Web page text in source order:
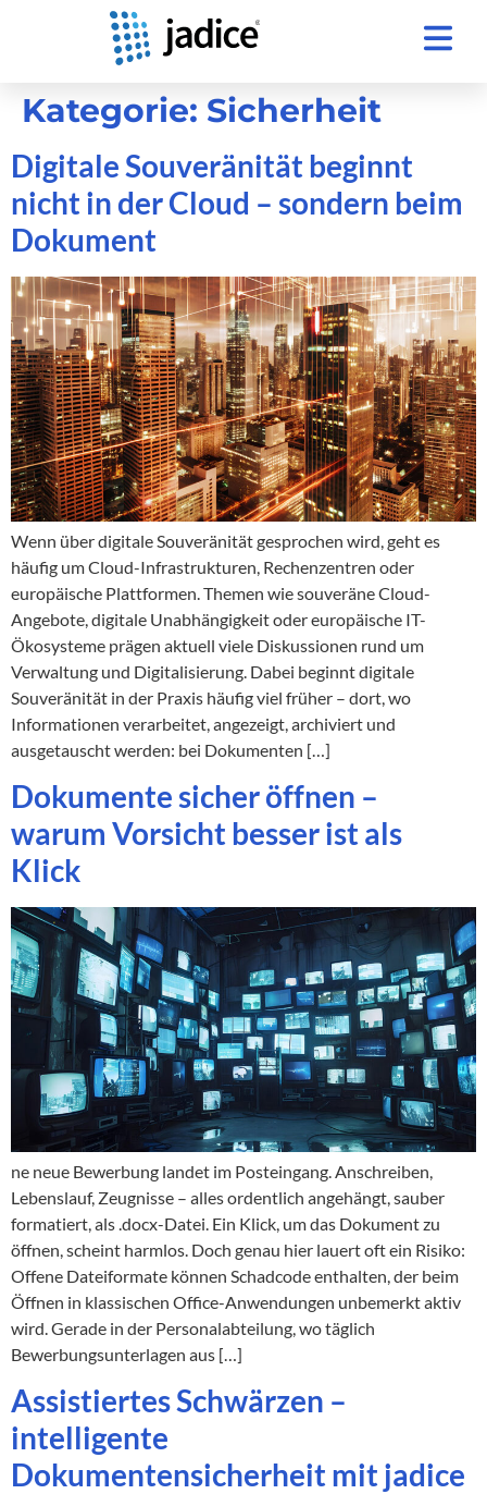
Kategorie: Sicherheit
Digitale Souveränität beginnt
nicht in der Cloud – sondern beim
Dokument
Wenn über digitale Souveränität gesprochen wird, geht es
häufig um Cloud-Infrastrukturen, Rechenzentren oder
europäische Plattformen. Themen wie souveräne Cloud-
Angebote, digitale Unabhängigkeit oder europäische IT-
Ökosysteme prägen aktuell viele Diskussionen rund um
Verwaltung und Digitalisierung. Dabei beginnt digitale
Souveränität in der Praxis häufig viel früher – dort, wo
Informationen verarbeitet, angezeigt, archiviert und
ausgetauscht werden: bei Dokumenten […]
Dokumente sicher öffnen –
warum Vorsicht besser ist als
Klick
ne neue Bewerbung landet im Posteingang. Anschreiben,
Lebenslauf, Zeugnisse – alles ordentlich angehängt, sauber
formatiert, als .docx-Datei. Ein Klick, um das Dokument zu
öffnen, scheint harmlos. Doch genau hier lauert oft ein Risiko:
Offene Dateiformate können Schadcode enthalten, der beim
Öffnen in klassischen Office-Anwendungen unbemerkt aktiv
wird. Gerade in der Personalabteilung, wo täglich
Bewerbungsunterlagen aus […]
Assistiertes Schwärzen –
intelligente
Dokumentensicherheit mit jadice